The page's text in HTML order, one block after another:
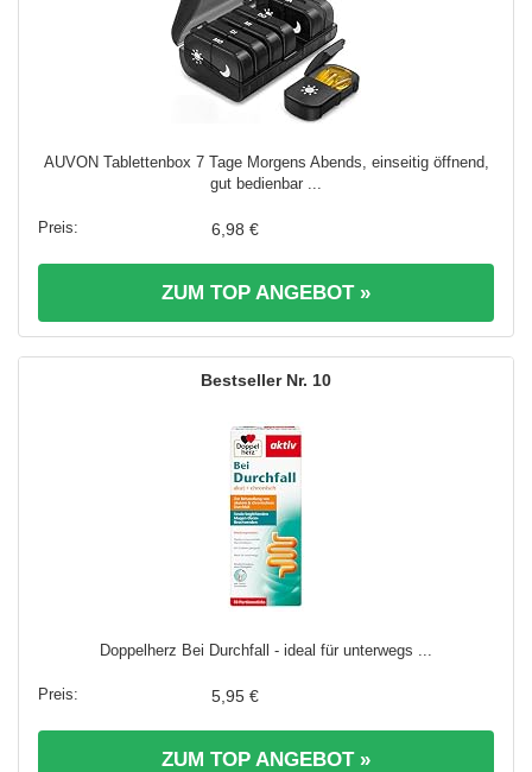
AUVON Tablettenbox 7 Tage Morgens Abends, einseitig öffnend,
gut bedienbar ...
6,98 €
ZUM TOP ANGEBOT »
10
Doppelherz Bei Durchfall - ideal für unterwegs ...
5,95 €
ZUM TOP ANGEBOT »